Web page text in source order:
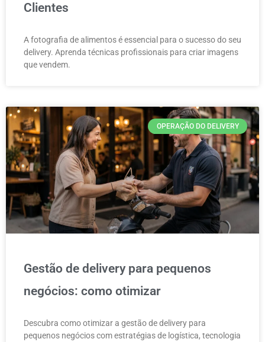
Clientes
A fotografia de alimentos é essencial para o sucesso do seu
delivery. Aprenda técnicas profissionais para criar imagens
que vendem.
OPERAÇÃO DO DELIVERY
Gestão de delivery para pequenos
negócios: como otimizar
Descubra como otimizar a gestão de delivery para
pequenos negócios com estratégias de logística, tecnologia